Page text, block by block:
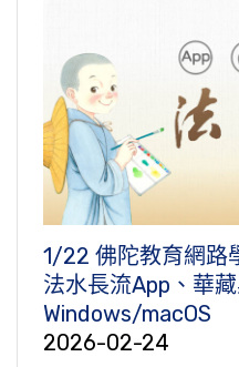
1/22 佛陀教育網路
法水長流App、華
Windows/macOS
2026-02-24